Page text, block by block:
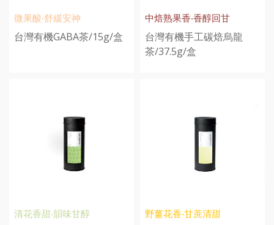
微果酸‧舒緩安神
台灣有機GABA茶/15g/盒
中焙熟果香‧香醇回甘
台灣有機手工碳焙烏龍
茶/37.5g/盒
清花香甜‧韻味甘醇 野薑花香‧甘蔗清甜